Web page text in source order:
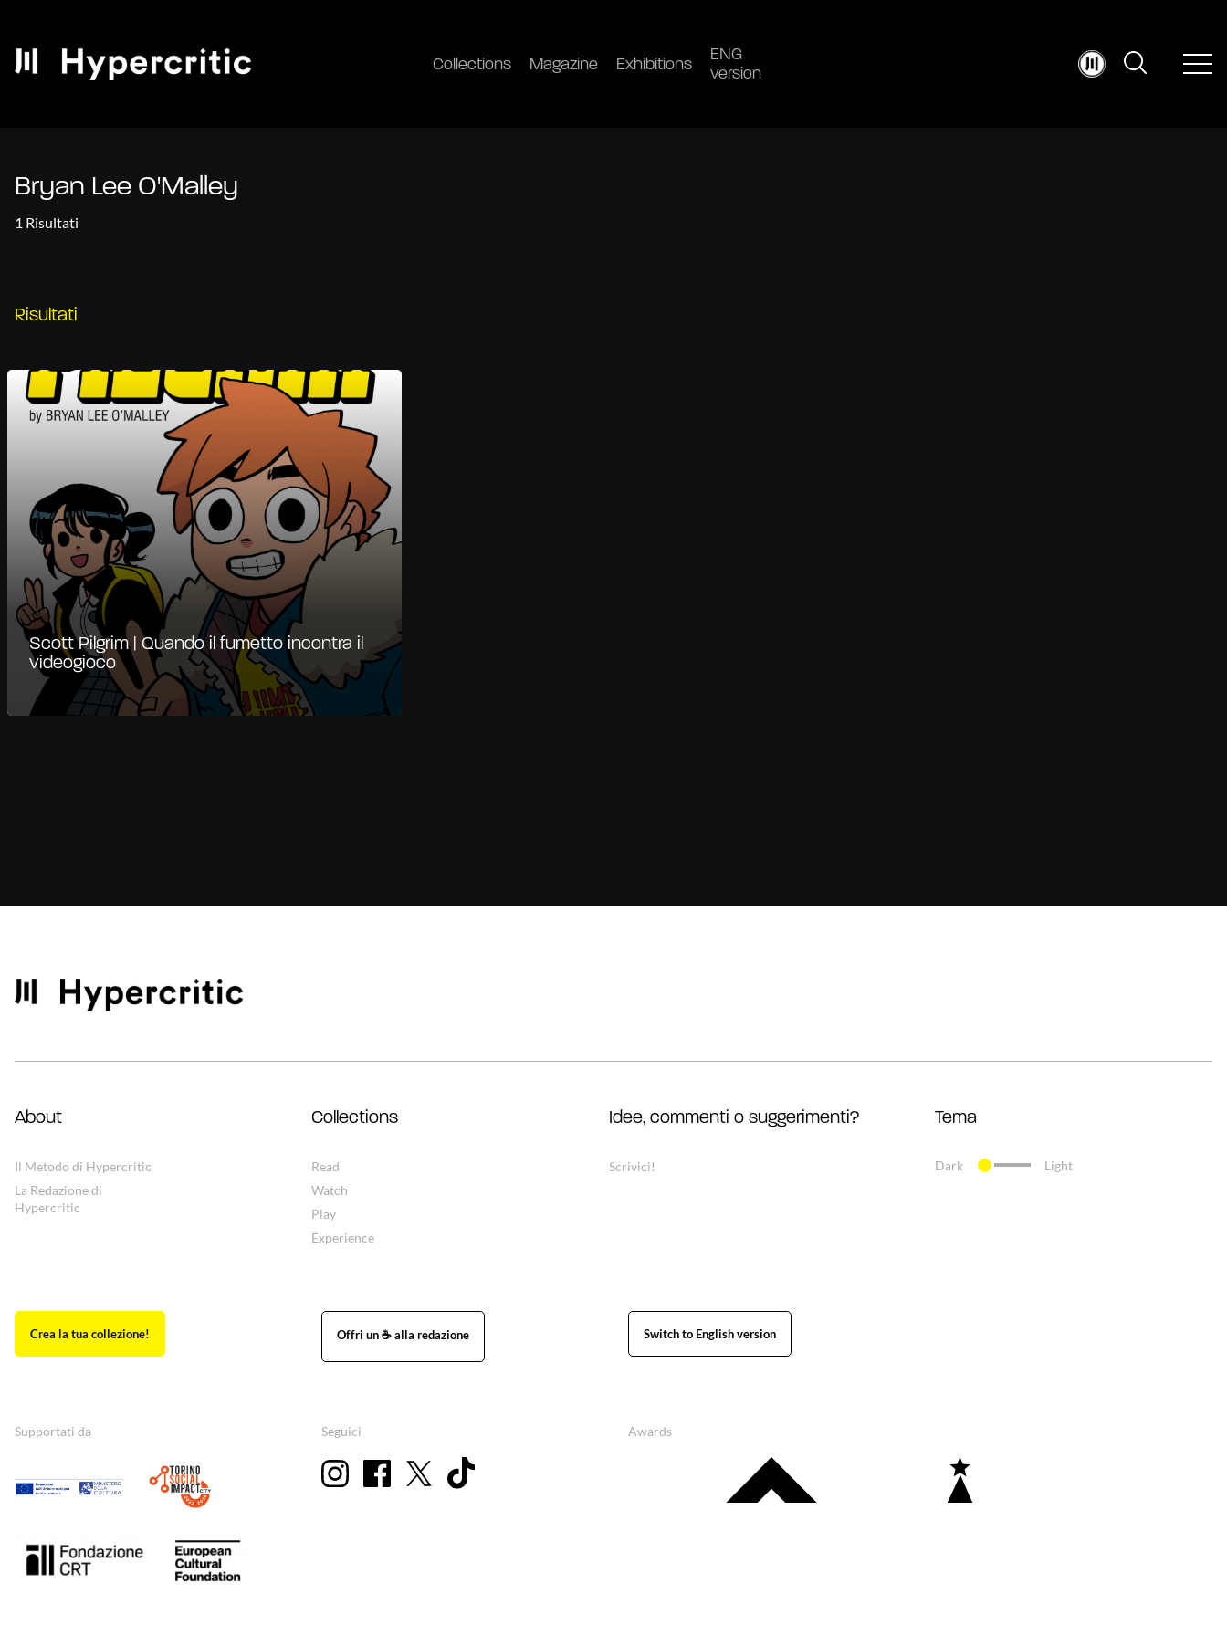
Collections Magazine Exhibitions
ENG
version
Bryan Lee O'Malley
1 Risultati
Risultati
Scott Pilgrim | Quando il fumetto incontra il
videogioco
About
Il Metodo di Hypercritic
La Redazione di
Hypercritic
Collections
Read
Watch
Play
Experience
Idee, commenti o suggerimenti?
Scrivici!
Tema
Dark Light
Switch to English version
Supportati da Seguici Awards